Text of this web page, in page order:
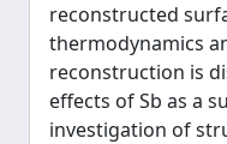
reconstructed
thermodynamics
reconstruction is
effects of Sb as a
investigation of